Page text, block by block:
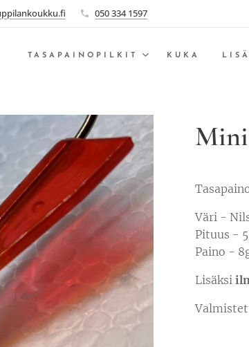
050 334 1597
TASAPAINOPILKIT KUKA
Väri -
Pituus -
Paino -
Lisäksi